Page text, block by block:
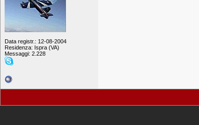
Data registr.: 12-08-2004
Residenza: Ispra (VA)
Messaggi: 2.228